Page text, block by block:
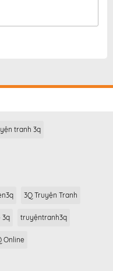
tranh 3q
3Q Truyện Tranh
3q truyệntranh3q
Online